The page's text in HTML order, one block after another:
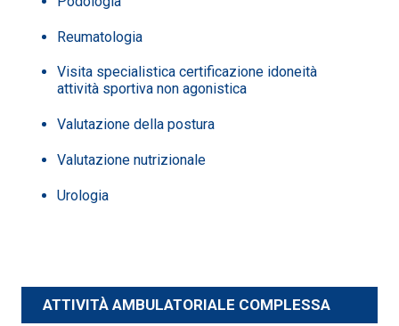
Reumatologia
Visita specialistica certificazione idoneità
attività sportiva non agonistica
Valutazione della postura
Valutazione nutrizionale
Urologia
ATTIVITÀ AMBULATORIALE COMPLESSA